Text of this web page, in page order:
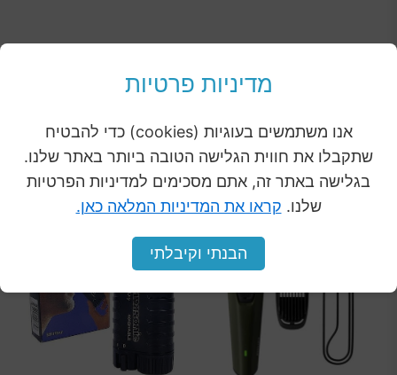
מהקטגוריה
מבצע
מבצעהמחיר
המקורי
היה:
₪159.00.
המחיר
הנוכחי
הוא:
₪88.00.
מדיניות פרטיות
אנו משתמשים בעוגיות (cookies) כדי להבטיח
שתקבלו את חווית הגלישה הטובה ביותר באתר שלנו.
בגלישה באתר זה, אתם מסכימים למדיניות הפרטיות
שלנו. קראו את המדיניות המלאה כאן.
הבנתי וקיבלתי